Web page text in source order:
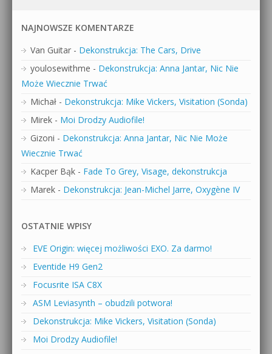
NAJNOWSZE KOMENTARZE
Van Guitar - Dekonstrukcja: The Cars, Drive
youlosewithme - Dekonstrukcja: Anna Jantar, Nic Nie
Może Wiecznie Trwać
Michał - Dekonstrukcja: Mike Vickers, Visitation (Sonda)
Mirek - Moi Drodzy Audiofile!
Gizoni - Dekonstrukcja: Anna Jantar, Nic Nie Może
Wiecznie Trwać
Kacper Bąk - Fade To Grey, Visage, dekonstrukcja
Marek - Dekonstrukcja: Jean-Michel Jarre, Oxygène IV
OSTATNIE WPISY
EVE Origin: więcej możliwości EXO. Za darmo!
Eventide H9 Gen2
Focusrite ISA C8X
ASM Leviasynth – obudzili potwora!
Dekonstrukcja: Mike Vickers, Visitation (Sonda)
Moi Drodzy Audiofile!